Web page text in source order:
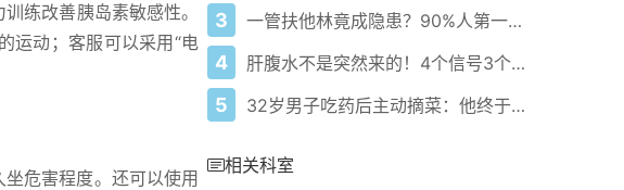
练改善胰岛素敏感性。
运动；客服可以采用“电
危害程度。还可以使用
3 一管扶他林竟成隐患？90%人第一步就错了！
4 肝腹水不是突然来的！4个信号3个管理要点别等肚子鼓起来
5 32岁男子吃药后主动摘菜：他终于活过来了？
相关科室